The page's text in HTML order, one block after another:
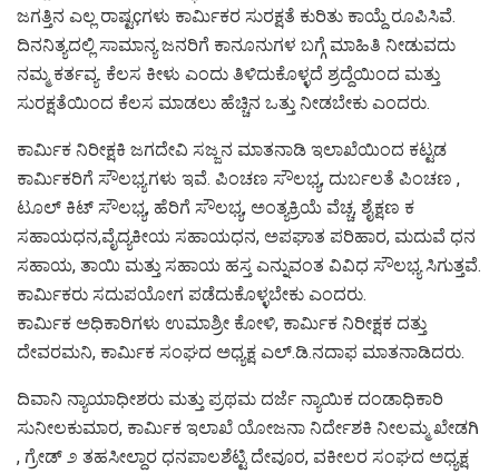
ಜಗತ್ತಿನ ಎಲ್ಲ ರಾಷ್ಟçಗಳು ಕಾರ್ಮಿಕರ ಸುರಕ್ಷತೆ ಕುರಿತು ಕಾಯ್ದೆ ರೂಪಿಸಿವೆ.
ದಿನನಿತ್ಯದಲ್ಲಿ ಸಾಮಾನ್ಯ ಜನರಿಗೆ ಕಾನೂನುಗಳ ಬಗ್ಗೆ ಮಾಹಿತಿ ನೀಡುವದು
ನಮ್ಮ ಕರ್ತವ್ಯ. ಕೆಲಸ ಕೀಳು ಎಂದು ತಿಳಿದುಕೊಳ್ಳದೆ ಶ್ರದ್ದೆಯಿಂದ ಮತ್ತು
ಸುರಕ್ಷತೆಯಿಂದ ಕೆಲಸ ಮಾಡಲು ಹೆಚ್ಚಿನ ಒತ್ತು ನೀಡಬೇಕು ಎಂದರು.
ಕಾರ್ಮಿಕ ನಿರೀಕ್ಷಕಿ ಜಗದೇವಿ ಸಜ್ಜನ ಮಾತನಾಡಿ ಇಲಾಖೆಯಿಂದ ಕಟ್ಟಡ
ಕಾರ್ಮಿಕರಿಗೆ ಸೌಲಭ್ಯಗಳು ಇವೆ. ಪಿಂಚಣ ಸೌಲಭ್ಯ, ದುರ್ಬಲತೆ ಪಿಂಚಣ ,
ಟೂಲ್ ಕಿಟ್ ಸೌಲಭ್ಯ, ಹೆರಿಗೆ ಸೌಲಭ್ಯ, ಅಂತ್ಯಕ್ರಿಯೆ ವೆಚ್ಚ, ಶೈಕ್ಷಣ ಕ
ಸಹಾಯಧನ,ವೈದ್ಯಕೀಯ ಸಹಾಯಧನ, ಅಪಘಾತ ಪರಿಹಾರ, ಮದುವೆ ಧನ
ಸಹಾಯ, ತಾಯಿ ಮತ್ತು ಸಹಾಯ ಹಸ್ತ ಎನ್ನುವಂತ ವಿವಿಧ ಸೌಲಭ್ಯ ಸಿಗುತ್ತವೆ.
ಕಾರ್ಮಿಕರು ಸದುಪಯೋಗ ಪಡೆದುಕೊಳ್ಳಬೇಕು ಎಂದರು.
ಕಾರ್ಮಿಕ ಅಧಿಕಾರಿಗಳು ಉಮಾಶ್ರೀ ಕೋಳಿ, ಕಾರ್ಮಿಕ ನಿರೀಕ್ಷಕ ದತ್ತು
ದೇವರಮನಿ, ಕಾರ್ಮಿಕ ಸಂಘದ ಅಧ್ಯಕ್ಷ ಎಲ್.ಡಿ.ನದಾಫ ಮಾತನಾಡಿದರು.
ದಿವಾನಿ ನ್ಯಾಯಾಧೀಶರು ಮತ್ತು ಪ್ರಥಮ ದರ್ಜೆ ನ್ಯಾಯಿಕ ದಂಡಾಧಿಕಾರಿ
ಸುನೀಲಕುಮಾರ, ಕಾರ್ಮಿಕ ಇಲಾಖೆ ಯೋಜನಾ ನಿರ್ದೇಶಕಿ ನೀಲಮ್ಮ ಖೇಡಗಿ
, ಗ್ರೇಡ್ ೨ ತಹಸೀಲ್ದಾರ ಧನಪಾಲಶೆಟ್ಟಿ ದೇವೂರ, ವಕೀಲರ ಸಂಘದ ಅಧ್ಯಕ್ಷ